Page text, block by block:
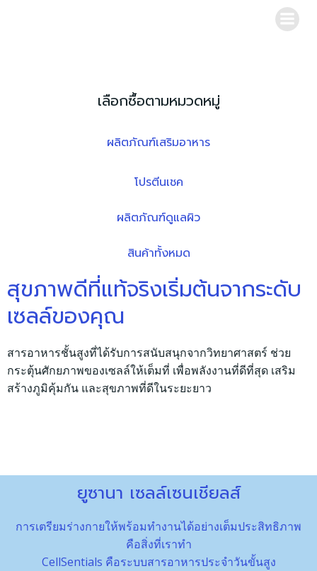
เลือกซื้อตามหมวดหมู่
ผลิตภัณฑ์เสริมอาหาร
โปรตีนเชค
ผลิตภัณฑ์ดูแลผิว
สินค้าทั้งหมด
สุขภาพดีที่แท้จริงเริ่มต้นจากระดับ
เซลล์ของคุณ
สารอาหารชั้นสูงที่ได้รับการสนับสนุกจากวิทยาศาสตร์ ช่วย
กระตุ้นศักยภาพของเซลล์ให้เต็มที่ เพื่อพลังงานที่ดีที่สุด เสริม
สร้างภูมิคุ้มกัน และสุขภาพที่ดีในระยะยาว
ยูซานา เซลล์เซนเชียลส์
การเตรียมร่างกายให้พร้อมทำงานได้อย่างเต็มประสิทธิภาพ
คือสิ่งที่เราทำ
CellSentials คือระบบสารอาหารประจำวันขั้นสูง